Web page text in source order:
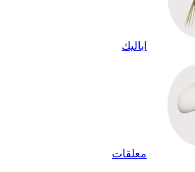
اباليك
معلقات